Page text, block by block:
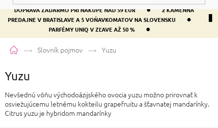
DOPRAVA ZADARMO PRI NÁKUPE NAD 59 EUR •
2 KAMENNÁ
PREDAJNE V BRATISLAVE A 5 VOŇAVKOMATOV NA SLOVENSKU
•
PARFÉMY UNIQ V ZĽAVE AŽ 50 % •
DomovSlovník pojmov Yuzu
Yuzu
Nevšednú vôňu východoázijského ovocia yuzu možno prirovnať k
osviežujúcemu letnému kokteilu grapefruitu a šťavnatej mandarínky.
Citrus yuzu je hybridom mandarínky